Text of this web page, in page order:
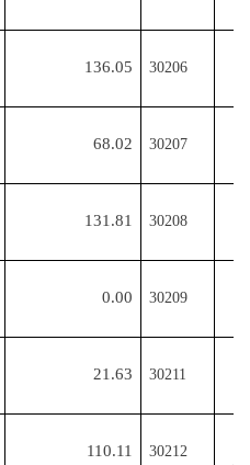
136.05 30206
68.02 30207
131.81 30208
0.00 30209
21.63 30211
110.11 30212